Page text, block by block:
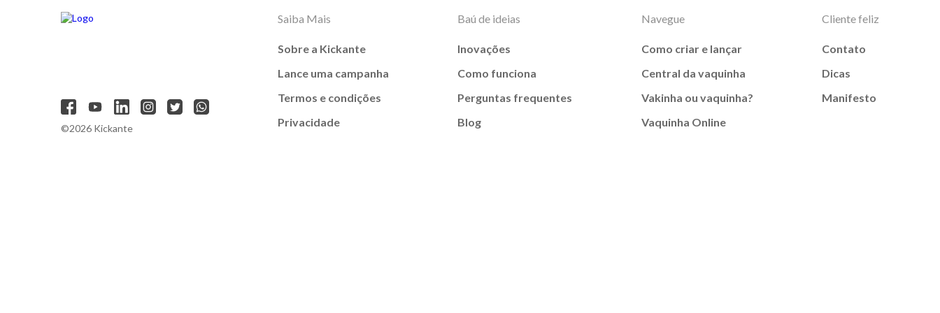
©2026 Kickante
Saiba Mais
Sobre a Kickante
Lance uma campanha
Termos e condições
Privacidade
Baú de ideias
Inovações
Como funciona
Perguntas frequentes
Blog
Navegue
Como criar e lançar
Central da vaquinha
Vakinha ou vaquinha?
Vaquinha Online
Cliente feliz
Contato
Dicas
Manifesto